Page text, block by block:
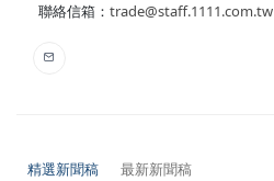
聯絡信箱： trade@staff.1111.com.tw
精選新聞稿 最新新聞稿